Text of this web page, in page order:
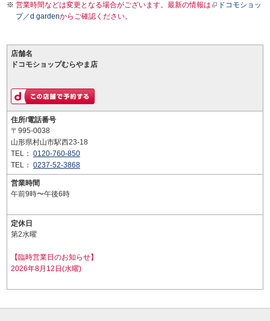
営業時間などは変更となる場合がございます。最新の情報は
ドコモショッ
プ／d gardenからご確認ください。
店舗名
ドコモショップむらやま店
住所/電話番号
〒995-0038
山形県村山市駅西23-18
TEL： 0120-760-850
TEL： 0237-52-3868
営業時間
午前9時〜午後6時
定休日
第2水曜
【臨時営業日のお知らせ】
2026年8月12日(水曜)